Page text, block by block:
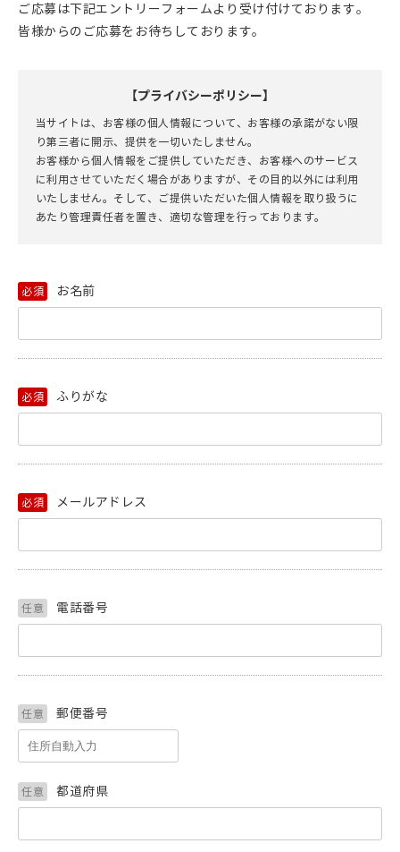
ご応募は下記エントリーフォームより受け付けております。
皆様からのご応募をお待ちしております。
【プライバシーポリシー】
当サイトは、お客様の個人情報について、お客様の承諾がない限
り第三者に開示、提供を一切いたしません。
お客様から個人情報をご提供していただき、お客様へのサービス
に利用させていただく場合がありますが、その目的以外には利用
いたしません。そして、ご提供いただいた個人情報を取り扱うに
あたり管理責任者を置き、適切な管理を行っております。
必須 お名前
必須 ふりがな
必須 メールアドレス
任意 電話番号
任意 郵便番号
任意 都道府県